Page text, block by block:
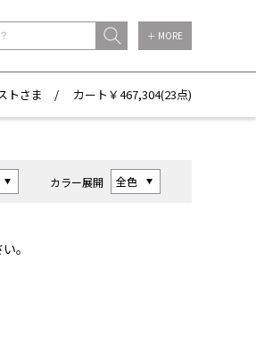
＋ MORE
トさま / カート￥467,304(23点)
カラー展開
。